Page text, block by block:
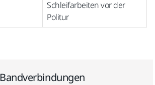
Schleifarbeiten vor der
Politur
Bandverbindungen